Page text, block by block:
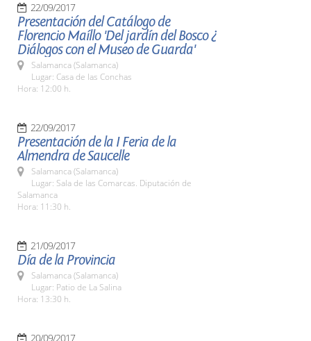
22/09/2017
Presentación del Catálogo de
Florencio Maíllo 'Del jardín del Bosco ¿
Diálogos con el Museo de Guarda'
Salamanca (Salamanca)
Lugar: Casa de las Conchas
Hora: 12:00 h.
22/09/2017
Presentación de la I Feria de la
Almendra de Saucelle
Salamanca (Salamanca)
Lugar: Sala de las Comarcas. Diputación de
Salamanca
Hora: 11:30 h.
21/09/2017
Día de la Provincia
Salamanca (Salamanca)
Lugar: Patio de La Salina
Hora: 13:30 h.
20/09/2017